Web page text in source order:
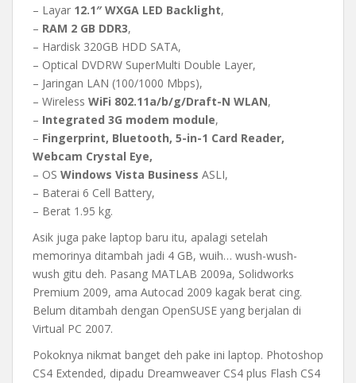
– Layar 12.1″ WXGA LED Backlight,
– RAM 2 GB DDR3,
– Hardisk 320GB HDD SATA,
– Optical DVDRW SuperMulti Double Layer,
– Jaringan LAN (100/1000 Mbps),
– Wireless WiFi 802.11a/b/g/Draft-N WLAN,
– Integrated 3G modem module,
– Fingerprint, Bluetooth, 5-in-1 Card Reader,
Webcam Crystal Eye,
– OS Windows Vista Business ASLI,
– Baterai 6 Cell Battery,
– Berat 1.95 kg.
Asik juga pake laptop baru itu, apalagi setelah
memorinya ditambah jadi 4 GB, wuih… wush-wush-
wush gitu deh. Pasang MATLAB 2009a, Solidworks
Premium 2009, ama Autocad 2009 kagak berat cing.
Belum ditambah dengan OpenSUSE yang berjalan di
Virtual PC 2007.
Pokoknya nikmat banget deh pake ini laptop. Photoshop
CS4 Extended, dipadu Dreamweaver CS4 plus Flash CS4